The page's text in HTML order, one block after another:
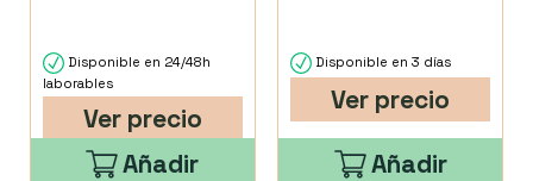
Disponible en 24/48h
laborables
Ver precio
Añadir
Disponible en 3 días
Ver precio
Añadir